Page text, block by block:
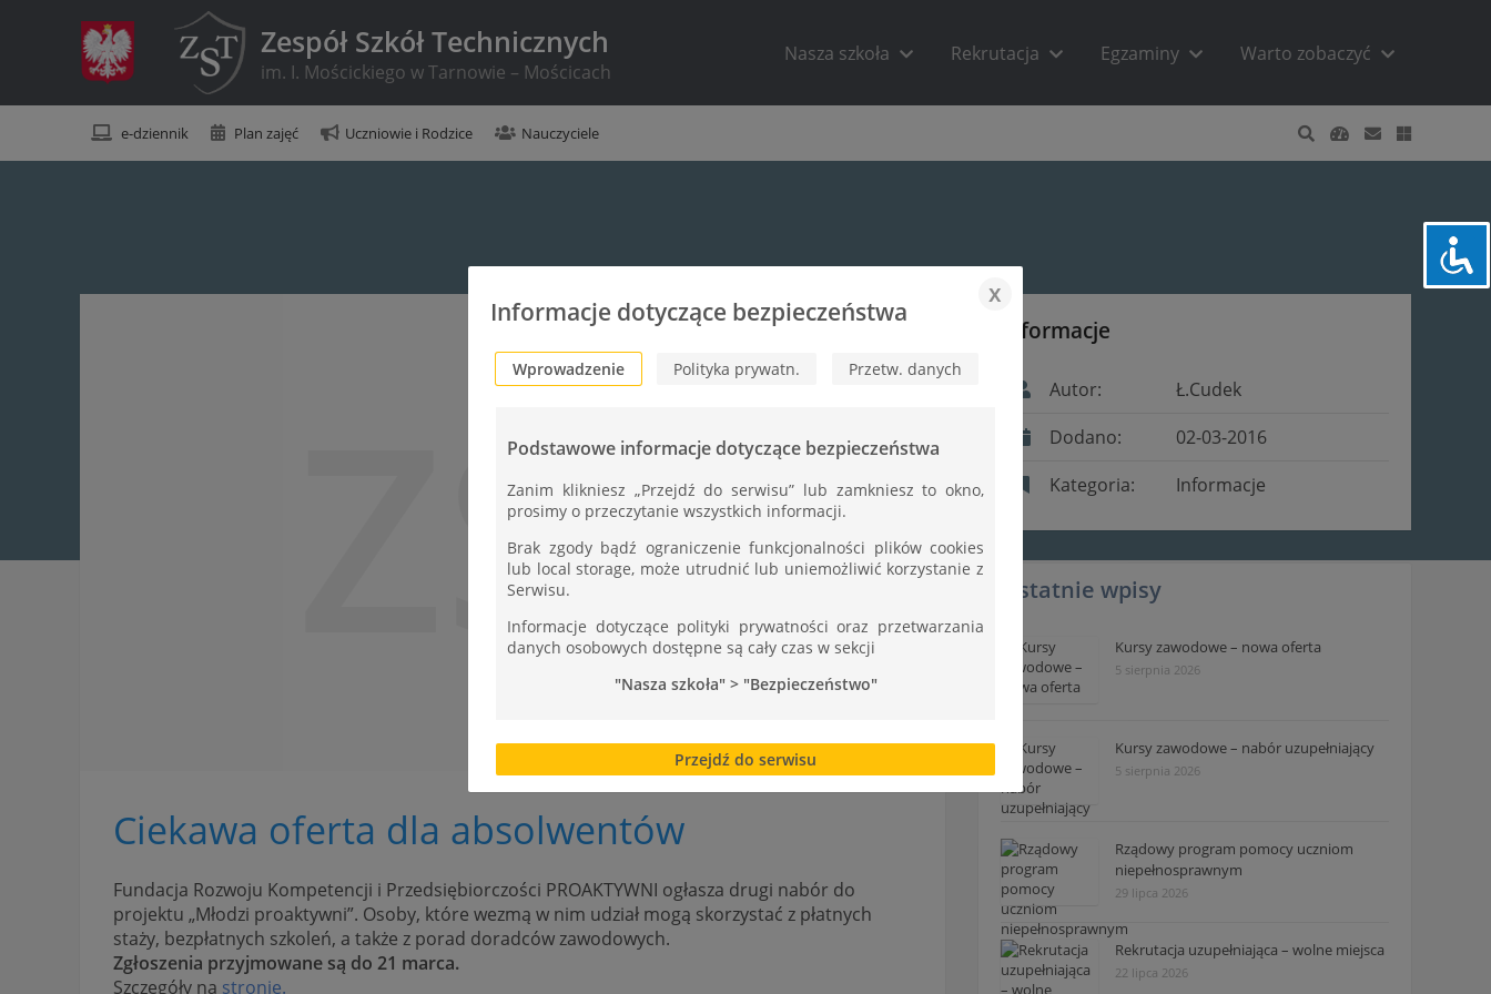
Zespół Szkół Technicznych
im. I. Mościckiego w Tarnowie – Mościcach
Nasza szkoła Rekrutacja Egzaminy Warto zobaczyć
e-dziennik Plan zajęć Uczniowie i Rodzice Nauczyciele
ZST
Ciekawa oferta dla absolwentów
Fundacja Rozwoju Kompetencji i Przedsiębiorczości PROAKTYWNI ogłasza drugi nabór do
projektu „Młodzi proaktywni”. Osoby, które wezmą w nim udział mogą skorzystać z płatnych
staży, bezpłatnych szkoleń, a także z porad doradców zawodowych.
Zgłoszenia przyjmowane są do 21 marca.
Szczegóły na stronie.
Informacje
Autor:
Ł.Cudek
Dodano:
02-03-2016
Kategoria:
Informacje
Ostatnie wpisy
Kursy zawodowe – nowa oferta
5 sierpnia 2026
Kursy zawodowe – nabór uzupełniający
5 sierpnia 2026
Rządowy program pomocy uczniom
niepełnosprawnym
29 lipca 2026
Rekrutacja uzupełniająca – wolne miejsca
22 lipca 2026
Informacje dotyczące bezpieczeństwa
x
Wprowadzenie Polityka prywatn. Przetw. danych
Podstawowe informacje dotyczące bezpieczeństwa
Zanim klikniesz „Przejdź do serwisu” lub zamkniesz to okno,
prosimy o przeczytanie wszystkich informacji.
Brak zgody bądź ograniczenie funkcjonalności plików cookies
lub local storage, może utrudnić lub uniemożliwić korzystanie z
Serwisu.
Informacje dotyczące polityki prywatności oraz przetwarzania
danych osobowych dostępne są cały czas w sekcji
"Nasza szkoła" > "Bezpieczeństwo"
Przejdź do serwisu